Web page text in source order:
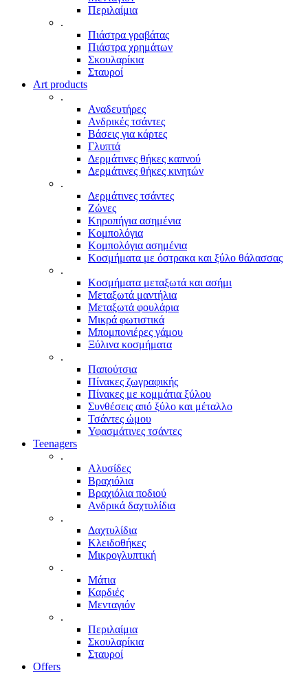
Περιλαίμια
.
Πιάστρα γραβάτας
Πιάστρα χρημάτων
Σκουλαρίκια
Σταυροί
Art products
.
Αναδευτήρες
Ανδρικές τσάντες
Βάσεις για κάρτες
Γλυπτά
Δερμάτινες θήκες καπνού
Δερμάτινες θήκες κινητών
.
Δερμάτινες τσάντες
Ζώνες
Κηροπήγια ασημένια
Κομπολόγια
Κομπολόγια ασημένια
Κοσμήματα με όστρακα και ξύλο θάλασσας
.
Κοσμήματα μεταξωτά και ασήμι
Μεταξωτά μαντήλια
Μεταξωτά φουλάρια
Μικρά φωτιστικά
Μπομπονιέρες γάμου
Ξύλινα κοσμήματα
.
Παπούτσια
Πίνακες ζωγραφικής
Πίνακες με κομμάτια ξύλου
Συνθέσεις από ξύλο και μέταλλο
Τσάντες ώμου
Υφασμάτινες τσάντες
Teenagers
.
Αλυσίδες
Βραχιόλια
Βραχιόλια ποδιού
Ανδρικά δαχτυλίδια
.
Δαχτυλίδια
Κλειδοθήκες
Μικρογλυπτική
.
Μάτια
Καρδιές
Μενταγιόν
.
Περιλαίμια
Σκουλαρίκια
Σταυροί
Offers